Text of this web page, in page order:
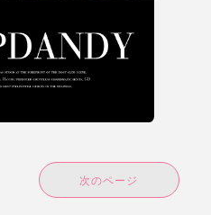
次のページ